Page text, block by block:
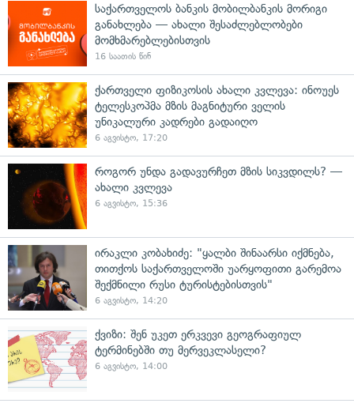
საქართველოს ბანკის მობილბანკის მორიგი
განახლება — ახალი შესაძლებლობები
მომხმარებლებისთვის
16 საათის წინ
ქართველი ფიზიკოსის ახალი კვლევა: ინოუეს
ტელესკოპმა მზის მაგნიტური ველის
უნიკალური კადრები გადაიღო
6 აგვისტო, 17:20
როგორ უნდა გადავურჩეთ მზის სიკვდილს? —
ახალი კვლევა
6 აგვისტო, 15:36
ირაკლი კობახიძე: "ყალბი შინაარსი იქმნება,
თითქოს საქართველოში უარყოფითი გარემოა
შექმნილი რუსი ტურისტებისთვის"
6 აგვისტო, 14:20
ქვიზი: შენ უკეთ ერკვევი გეოგრაფიულ
ტერმინებში თუ მერვეკლასელი?
6 აგვისტო, 14:00